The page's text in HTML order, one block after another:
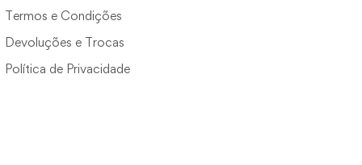
Termos e Condições
Devoluções e Trocas
Política de Privacidade